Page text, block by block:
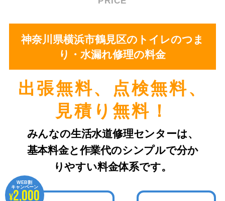
神奈川県横浜市鶴見区のトイレのつま
り・水漏れ修理の料金
出張無料、点検無料、
⾒積り無料！
みんなの⽣活⽔道修理センターは、
基本料金と作業代のシンプルで分か
りやすい料金体系です。
WEB割
キャンペーン
¥2,000